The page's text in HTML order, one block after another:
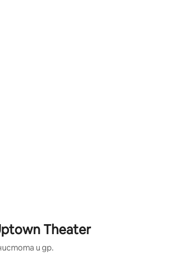
плъзгане.
Theater
и др.